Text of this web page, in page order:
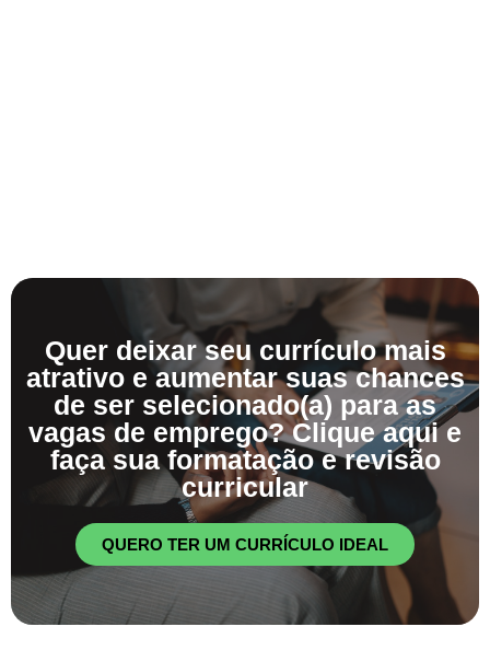
Quer deixar seu currículo mais
atrativo e aumentar suas chances
de ser selecionado(a) para as
vagas de emprego? Clique aqui e
faça sua formatação e revisão
curricular
QUERO TER UM CURRÍCULO IDEAL